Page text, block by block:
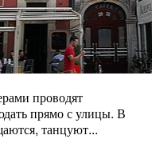
проводят
прямо с улицы. В
танцуют...